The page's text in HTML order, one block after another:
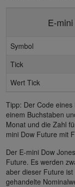
E-
Symbol
Tick
Wert Tick
Tipp: Der Code
einem Buchstaben
Monat und die Zahl
mini Dow Future mit
Der E-mini Dow
Future. Es werden
aber dieser Future
gehandelte